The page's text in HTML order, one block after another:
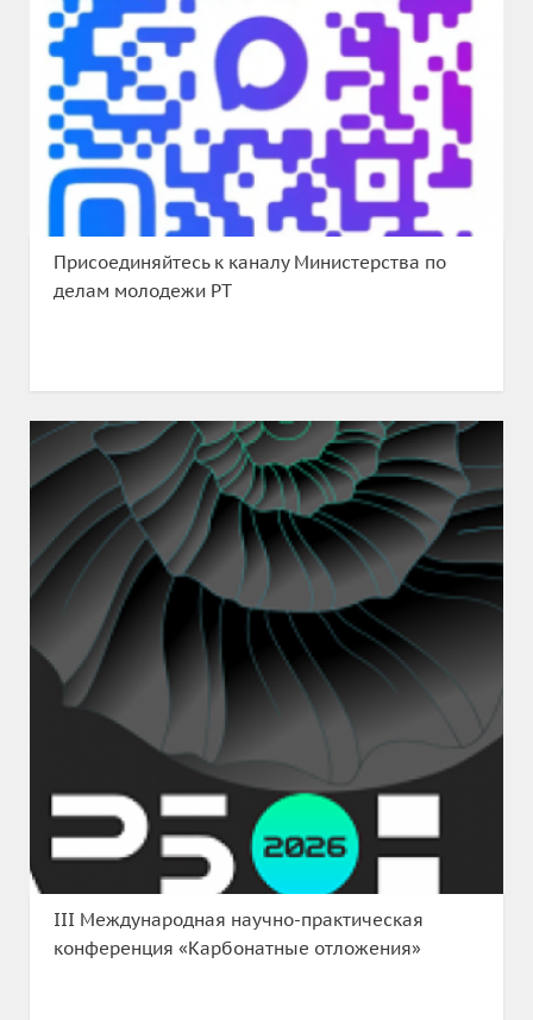
Присоединяйтесь к каналу Министерства по
делам молодежи РТ
III Международная научно-практическая
конференция «Карбонатные отложения»